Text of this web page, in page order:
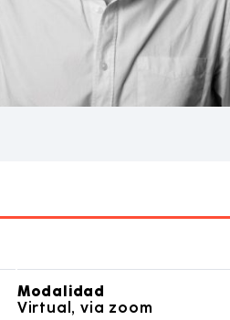
Modalidad
Virtual, via zoom